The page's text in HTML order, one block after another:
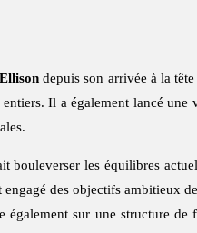
depuis son arrivée à la tête
Il a également lancé une
bouleverser les équilibres
des objectifs ambitieux
également sur une structure